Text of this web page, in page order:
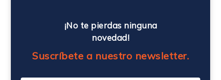
¡No te pierdas ninguna
novedad!
Suscríbete a nuestro newsletter.